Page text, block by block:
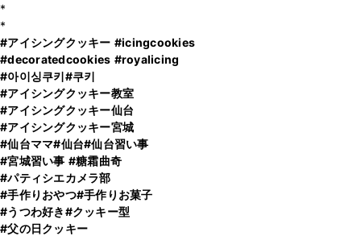
*
#アイシングクッキー #icingcookies
#decoratedcookies #royalicing
#아이싱쿠키#쿠키
#アイシングクッキー教室
#アイシングクッキー仙台
#アイシングクッキー宮城
#仙台ママ#仙台#仙台習い事
#宮城習い事 #糖霜曲奇
#パティシエカメラ部
#手作りおやつ#手作りお菓子
#うつわ好き#クッキー型
#父の日クッキー